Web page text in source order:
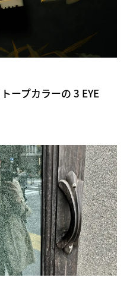
プカラーの 3 EYE